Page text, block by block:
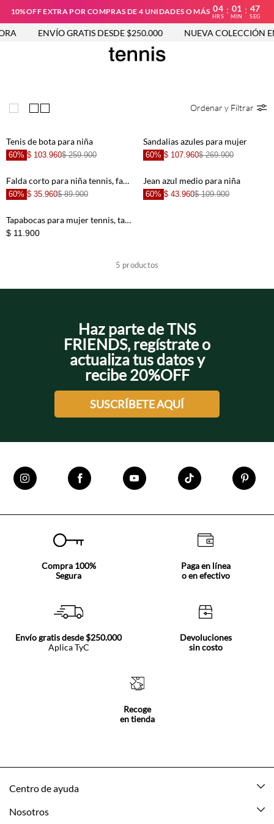
10%OFF EXTRA POR COMPRAS DE 4 UNIDADES O MÁS 04
HRS
: 01
MIN
: 47
SEG
ENVÍO GRATIS DESDE $250.000 NUEVA COLECCIÓN
Ordenar y Filtrar
Tenis de bota para niña
60% $ 103.960$ 259.900
Sandalias azules para mujer
60% $ 107.960$ 269.900
+
Falda corto para niña tennis, faldas plano entero
60% $ 35.960$ 89.900
Jean azul medio para niña
60% $ 43.960$ 109.900
+
Tapabocas para mujer tennis, tapabocas entero
$ 11.900
5 productos
Haz parte de TNS
FRIENDS, regístrate o
actualiza tus datos y
recibe 20%OFF
SUSCRÍBETE AQUÍ
Compra 100%
Segura
Paga en línea
o en efectivo
Envío gratis desde $250.000
Aplica TyC
Devoluciones
sin costo
Recoge
en tienda
Centro de ayuda
Mis pedidos
Nosotros